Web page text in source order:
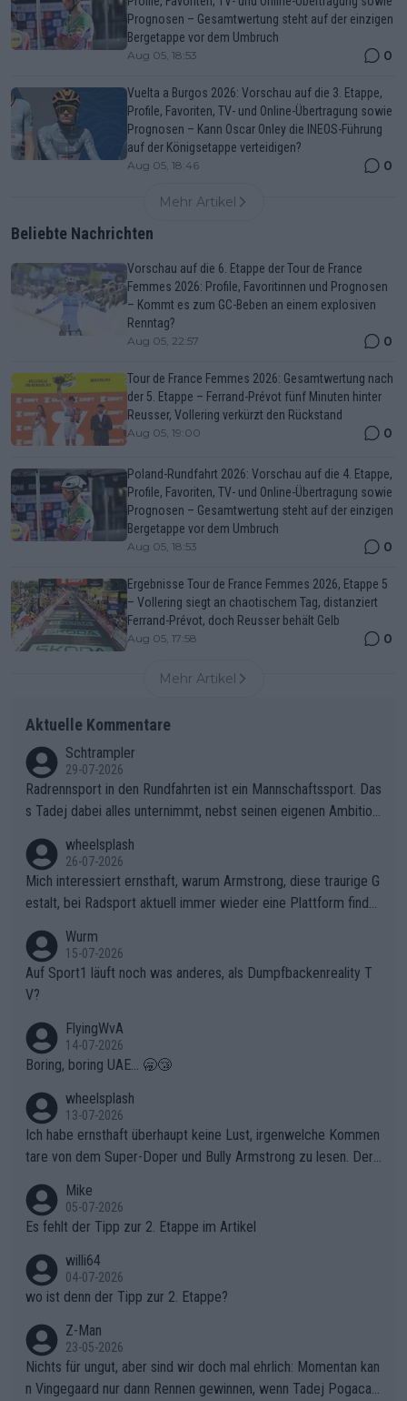
Prognosen – Gesamtwertung steht auf der einzigen
Bergetappe vor dem Umbruch
Aug 05, 18:53 0
Vuelta a Burgos 2026: Vorschau auf die 3. Etappe,
Profile, Favoriten, TV- und Online-Übertragung sowie
Prognosen – Kann Oscar Onley die INEOS-Führung
auf der Königsetappe verteidigen?
Aug 05, 18:46 0
Mehr Artikel
Beliebte Nachrichten
Vorschau auf die 6. Etappe der Tour de France
Femmes 2026: Profile, Favoritinnen und Prognosen
– Kommt es zum GC-Beben an einem explosiven
Renntag?
Aug 05, 22:57 0
Tour de France Femmes 2026: Gesamtwertung nach
der 5. Etappe – Ferrand-Prévot fünf Minuten hinter
Reusser, Vollering verkürzt den Rückstand
Aug 05, 19:00 0
Poland-Rundfahrt 2026: Vorschau auf die 4. Etappe,
Profile, Favoriten, TV- und Online-Übertragung sowie
Prognosen – Gesamtwertung steht auf der einzigen
Bergetappe vor dem Umbruch
Aug 05, 18:53 0
Ergebnisse Tour de France Femmes 2026, Etappe 5
– Vollering siegt an chaotischem Tag, distanziert
Ferrand-Prévot, doch Reusser behält Gelb
Aug 05, 17:58 0
Mehr Artikel
Aktuelle Kommentare
Schtrampler
29-07-2026
Radrennsport in den Rundfahrten ist ein Mannschaftssport. Das
s Tadej dabei alles unternimmt, nebst seinen eigenen Ambition
ganze Team auch mental stark zu machen und konkret am Erf
olg teilzuhaben, ist ihm ganz hoch anzurechnen. Das ist ein Zei
chen weit über den Radsport hinaus.
wheelsplash
26-07-2026
Mich interessiert ernsthaft, warum Armstrong, diese traurige G
estalt, bei Radsport aktuell immer wieder eine Plattform finde
Wurm
15-07-2026
Auf Sport1 läuft noch was anderes, als Dumpfbackenreality T
V?
FlyingWvA
14-07-2026
Boring, boring UAE... 🥱😴
wheelsplash
13-07-2026
Ich habe ernsthaft überhaupt keine Lust, irgenwelche Kommen
tare von dem Super-Doper und Bully Armstrong zu lesen. Der
r die gehört nicht in dieses Medium!
Mike
05-07-2026
Es fehlt der Tipp zur 2. Etappe im Artikel
willi64
04-07-2026
wo ist denn der Tipp zur 2. Etappe?
Z-Man
23-05-2026
Nichts für ungut, aber sind wir doch mal ehrlich: Momentan kan
n Vingegaard nur dann Rennen gewinnen, wenn Tadej Pogacar